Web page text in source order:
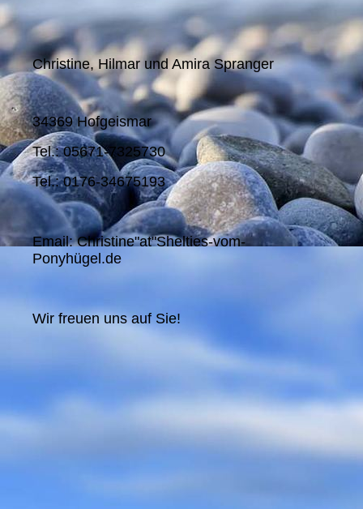
Christine, Hilmar und Amira Spranger
34369 Hofgeismar
Tel.: 05671-7325730
Tel.: 0176-34675193
Email: Christine"at"Shelties-vom-
Ponyhügel.de
Wir freuen uns auf Sie!